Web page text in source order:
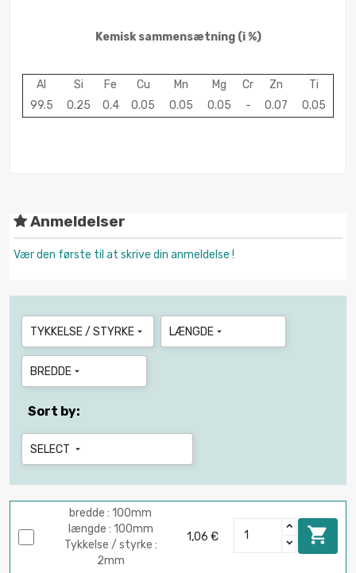
Kemisk sammensætning(i %)
Al Si Fe Cu Mn Mg Cr Zn
Ti
99.5
0.25 0.4 0.05 0.05 0.05 - 0.07 0.05
Anmeldelser
Vær den første til at skrive din anmeldelse !
TYKKELSE / STYRKE  LÆNGDE 
BREDDE 
Sort by:
SELECT 
bredde : 100mm
længde : 100mm
Tykkelse / styrke :
2mm
1,06 € 